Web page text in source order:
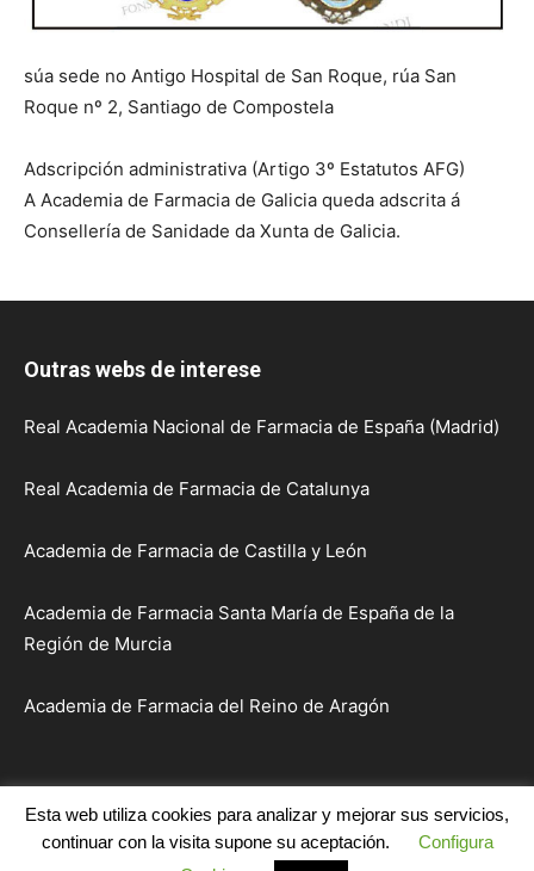
súa sede no Antigo Hospital de San Roque, rúa San
Roque nº 2, Santiago de Compostela
Adscripción administrativa (Artigo 3º Estatutos AFG)
A Academia de Farmacia de Galicia queda adscrita á
Consellería de Sanidade da Xunta de Galicia.
Outras webs de interese
Real Academia Nacional de Farmacia de España (Madrid)
Real Academia de Farmacia de Catalunya
Academia de Farmacia de Castilla y León
Academia de Farmacia Santa María de España de la
Región de Murcia
Academia de Farmacia del Reino de Aragón
Inicio Institución Académicos
Sesións e Actos
Publicacións
Comunicacións Enlaces Contacto
Esta web utiliza cookies para analizar y mejorar sus servicios,
continuar con la visita supone su aceptación.
Configura